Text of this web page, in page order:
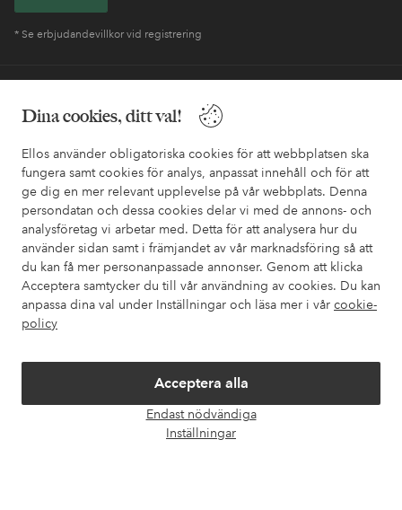
Dina cookies, ditt val!
Ellos använder obligatoriska cookies för att webbplatsen ska
fungera samt cookies för analys, anpassat innehåll och för att
ge dig en mer relevant upplevelse på vår webbplats. Denna
persondatan och dessa cookies delar vi med de annons- och
analysföretag vi arbetar med. Detta för att analysera hur du
använder sidan samt i främjandet av vår marknadsföring så att
du kan få mer personanpassade annonser. Genom att klicka
Acceptera samtycker du till vår användning av cookies. Du kan
anpassa dina val under Inställningar och läsa mer i vår cookie-
policy
Acceptera alla
Endast nödvändiga
Inställningar
* Se erbjudandevillkor vid registrering
I vår FAQ hittar du svaren på de vanligaste frågorna. Här finns
också information om hur du enklast kontaktar oss.
Kundservice Beställning Betalsätt
Mina sidor
Om Ellos